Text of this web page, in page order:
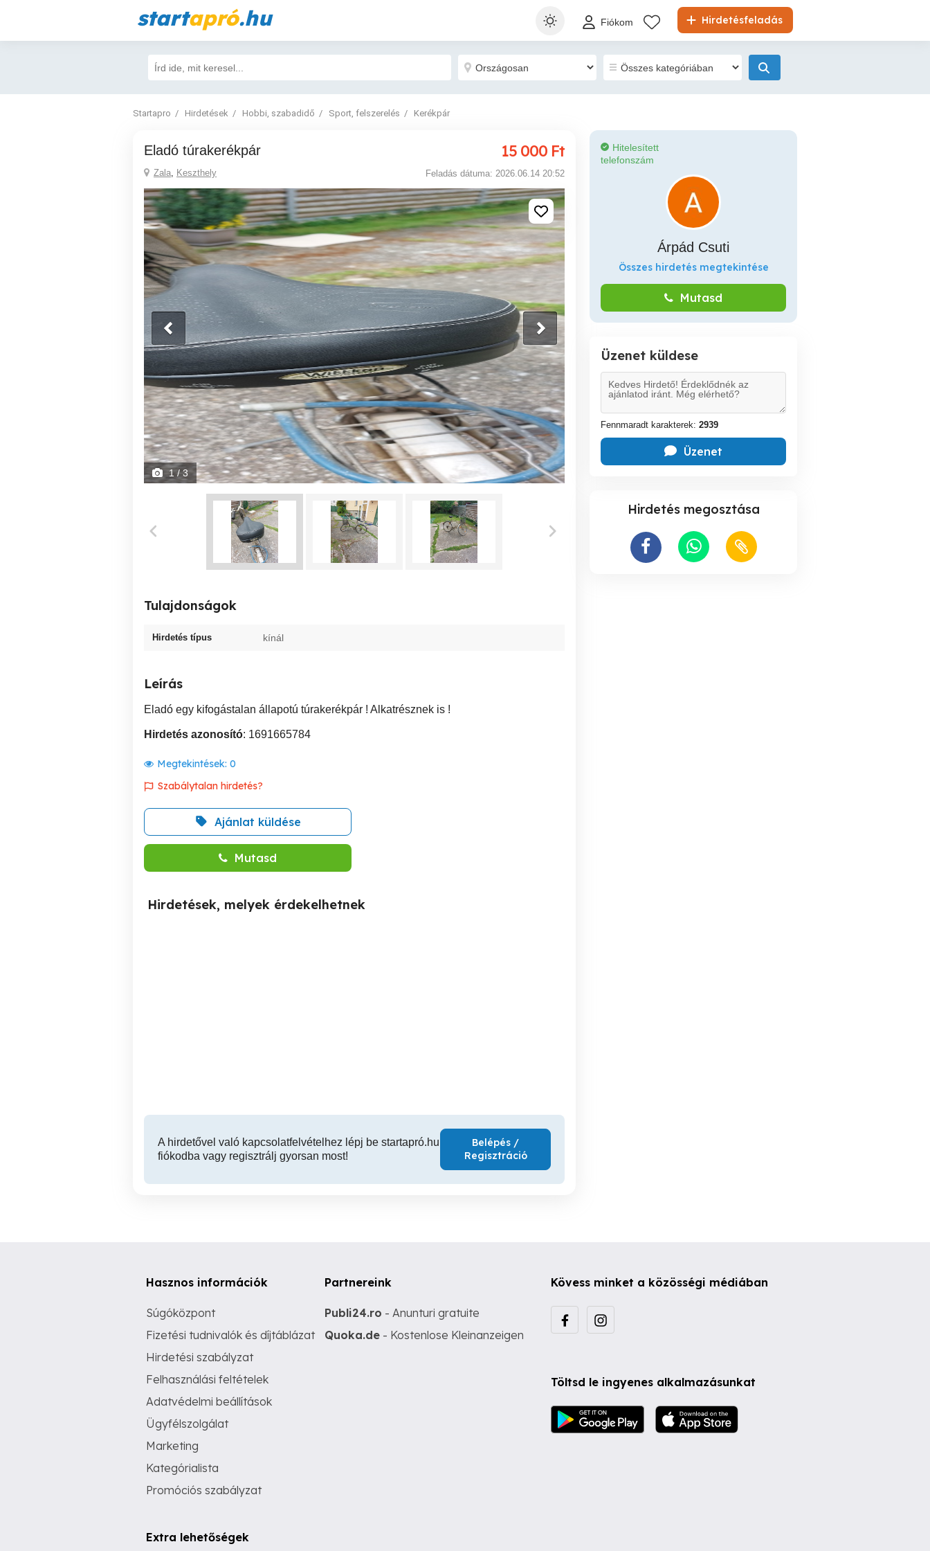
startapró.hu Hirdetésfeladás
Fiókom
Startapro Hirdetések Hobbi, szabadidő Sport, felszerelés Kerékpár
Eladó túrakerékpár 15 000 Ft
Zala, Keszthely Feladás dátuma: 2026.06.14 20:52
1/ 3
Tulajdonságok
Hirdetés típus kínál
Leírás
Eladó egy kifogástalan állapotú túrakerékpár ! Alkatrésznek is !
Hirdetés azonosító: 1691665784
Megtekintések: 0
Szabálytalan hirdetés?
Ajánlat küldése
Mutasd
Hirdetések, melyek érdekelhetnek
A hirdetővel való kapcsolatfelvételhez lépj be startapró.hu
fiókodba vagy regisztrálj gyorsan most!
Belépés /
Regisztráció
Hitelesített
telefonszám
Árpád Csuti
Összes hirdetés megtekintése
Mutasd
Üzenet küldese
Fennmaradt karakterek: 2939
Üzenet
Hirdetés megosztása
Hasznos információk
Súgóközpont
Fizetési tudnivalók és díjtáblázat
Hirdetési szabályzat
Felhasználási feltételek
Adatvédelmi beállítások
Ügyfélszolgálat
Marketing
Kategórialista
Promóciós szabályzat
Extra lehetőségek
Partnereink
Publi24.ro - Anunturi gratuite
Quoka.de - Kostenlose Kleinanzeigen
Kövess minket a közösségi médiában
Töltsd le ingyenes alkalmazásunkat